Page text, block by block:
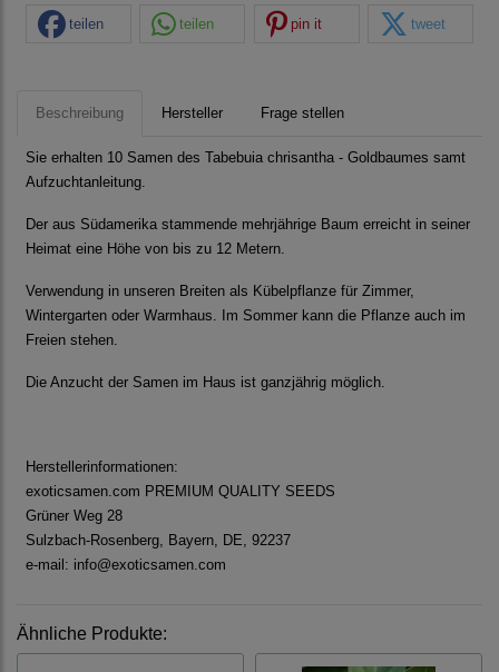
teilen teilen pin it tweet
Beschreibung Hersteller Frage stellen
Sie erhalten 10 Samen des Tabebuia chrisantha - Goldbaumes samt
Aufzuchtanleitung.
Der aus Südamerika stammende mehrjährige Baum erreicht in seiner
Heimat eine Höhe von bis zu 12 Metern.
Verwendung in unseren Breiten als Kübelpflanze für Zimmer,
Wintergarten oder Warmhaus. Im Sommer kann die Pflanze auch im
Freien stehen.
Die Anzucht der Samen im Haus ist ganzjährig möglich.
Herstellerinformationen:
exoticsamen.com PREMIUM QUALITY SEEDS
Grüner Weg 28
Sulzbach-Rosenberg, Bayern, DE, 92237
e-mail: info@exoticsamen.com
Ähnliche Produkte: